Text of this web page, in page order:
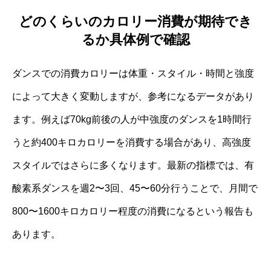
どのくらいのカロリー消費が期待でき
るか具体例で確認
ダンスでの消費カロリーは体重・スタイル・時間と強度
によって大きく変動しますが、参考になるデータがあり
ます。例えば70kg前後の人が中強度のダンスを1時間行
うと約400キロカロリーを消費する場合があり、高強度
スタイルではさらに多くなります。最新の指標では、有
酸素系ダンスを週2〜3回、45〜60分行うことで、月間で
800〜1600キロカロリー程度の消費になるという報告も
あります。